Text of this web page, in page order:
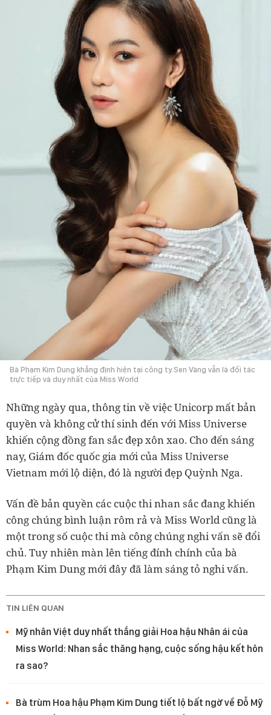
Bà Phạm Kim Dung khẳng định hiện tại công ty Sen Vàng vẫn là đối tác
trực tiếp và duy nhất của Miss World
Những ngày qua, thông tin về việc Unicorp mất bản
quyền và không cử thí sinh đến với Miss Universe
khiến cộng đồng fan sắc đẹp xôn xao. Cho đến sáng
nay, Giám đốc quốc gia mới của Miss Universe
Vietnam mới lộ diện, đó là người đẹp Quỳnh Nga.
Vấn đề bản quyền các cuộc thi nhan sắc đang khiến
công chúng bình luận rôm rả và Miss World cũng là
một trong số cuộc thi mà công chúng nghi vấn sẽ đổi
chủ. Tuy nhiên màn lên tiếng đính chính của bà
Phạm Kim Dung mới đây đã làm sáng tỏ nghi vấn.
TIN LIÊN QUAN
Mỹ nhân Việt duy nhất thắng giải Hoa hậu Nhân ái của
Miss World: Nhan sắc thăng hạng, cuộc sống hậu kết hôn
ra sao?
Bà trùm Hoa hậu Phạm Kim Dung tiết lộ bất ngờ về Đỗ Mỹ